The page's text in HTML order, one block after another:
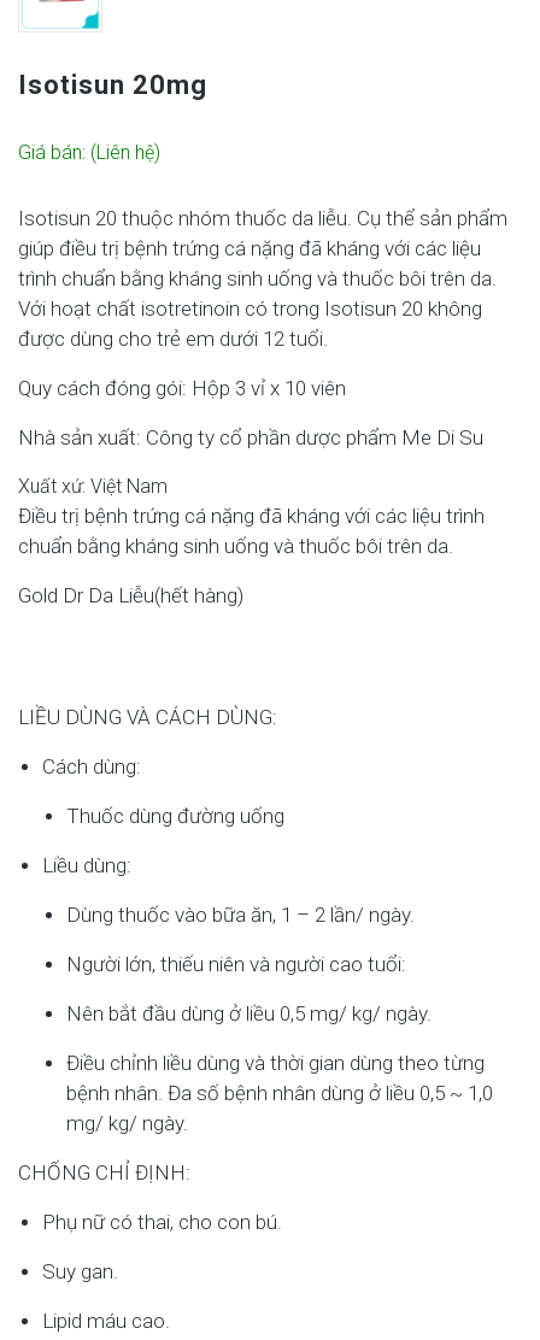
Isotisun 20mg
Giá bán: (Liên hệ)
Isotisun 20 thuộc nhóm thuốc da liễu. Cụ thể sản phẩm
giúp điều trị bệnh trứng cá nặng đã kháng với các liệu
trình chuẩn bằng kháng sinh uống và thuốc bôi trên da.
Với hoạt chất isotretinoin có trong Isotisun 20 không
được dùng cho trẻ em dưới 12 tuổi.
Quy cách đóng gói: Hộp 3 vỉ x 10 viên
Nhà sản xuất: Công ty cổ phần dược phẩm Me Di Su
Xuất xứ: Việt Nam
Điều trị bệnh trứng cá nặng đã kháng với các liệu trình
chuẩn bằng kháng sinh uống và thuốc bôi trên da.
Gold Dr Da Liễu(hết hàng)
LIỀU DÙNG VÀ CÁCH DÙNG:
Cách dùng:
Thuốc dùng đường uống
Liều dùng:
Dùng thuốc vào bữa ăn, 1 – 2 lần/ ngày.
Người lớn, thiếu niên và người cao tuổi:
Nên bắt đầu dùng ở liều 0,5 mg/ kg/ ngày.
Điều chỉnh liều dùng và thời gian dùng theo từng
bệnh nhân. Đa số bệnh nhân dùng ở liều 0,5 ~ 1,0
mg/ kg/ ngày.
CHỐNG CHỈ ĐỊNH:
Phụ nữ có thai, cho con bú.
Suy gan.
Lipid máu cao.